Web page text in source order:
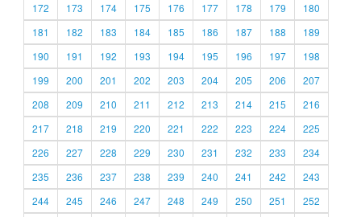
172
173 174 175 176 177 178 179
180
181
182 183 184 185 186 187 188
189
190
191 192 193 194 195 196 197
198
199
200 201 202 203 204 205 206
207
208
209 210 211 212 213 214 215
216
217
218 219 220 221 222 223 224
225
226
227 228 229 230 231 232 233
234
235
236 237 238 239 240 241 242
243
244
245 246 247 248 249 250 251
252